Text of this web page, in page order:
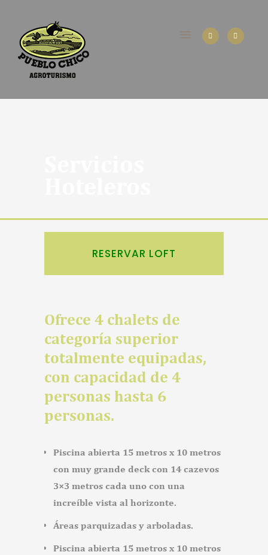
RESERVAR LOFT
Ofrece 4 chalets de
categoría superior
totalmente equipadas,
con capacidad de 4
personas hasta 6
personas.
Piscina abierta 15 metros x 10 metros
con muy grande deck con 14 cazevos
3×3 metros cada uno con una
increíble vista al horizonte.
Áreas parquizadas y arboladas.
Piscina abierta 15 metros x 10 metros